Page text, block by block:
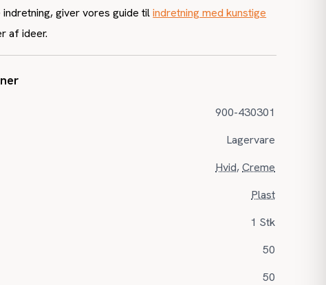
indretning, giver vores guide tilindretning med kunstige
af ideer.
900-430301
Lagervare
Hvid,Creme
Plast
1 Stk
50
50